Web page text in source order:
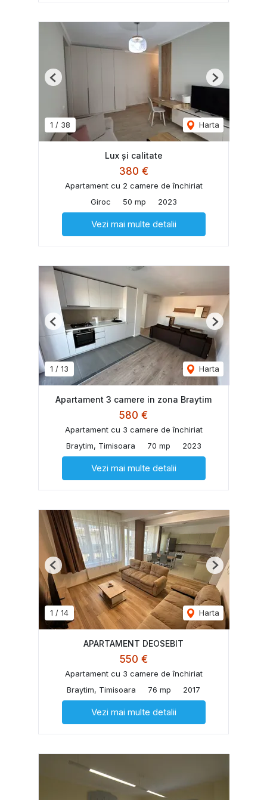
1 / 38 Harta
Previous Next
Lux și calitate
380 €
Apartament cu 2 camere de închiriat
Giroc
50 mp 2023
Vezi mai multe detalii
1 / 13 Harta
Previous Next
Apartament 3 camere in zona Braytim
580 €
Apartament cu 3 camere de închiriat
Braytim, Timisoara
70 mp 2023
Vezi mai multe detalii
1 / 14 Harta
Previous Next
APARTAMENT DEOSEBIT
550 €
Apartament cu 3 camere de închiriat
Braytim, Timisoara
76 mp 2017
Vezi mai multe detalii